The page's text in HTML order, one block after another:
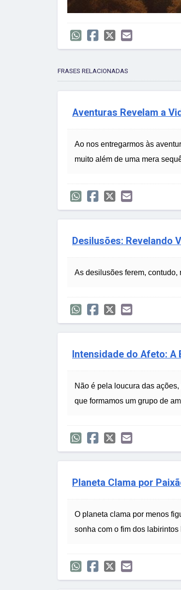
FRASES RELACIONADAS
Aventuras Revelam a
Ao nos entregarmos às
muito além de uma mera
Desilusões: Revelando
As desilusões ferem, contudo,
Intensidade do Afeto:
Não é pela loucura das
que formamos um grupo de
Planeta Clama por
O planeta clama por menos
sonha com o fim dos